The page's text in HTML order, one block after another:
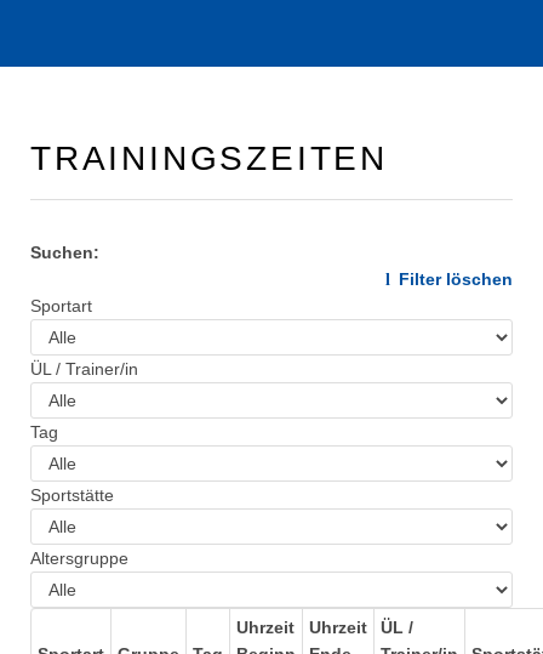
TRAININGSZEITEN
Suchen:
Filter löschen
Sportart
ÜL / Trainer/in
Tag
Sportstätte
Altersgruppe
Uhrzeit
Uhrzeit
ÜL /